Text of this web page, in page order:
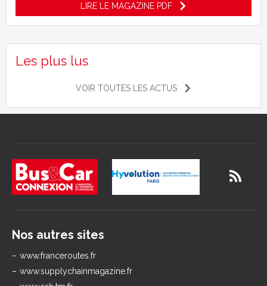
LIRE LE MAGAZINE PDF
Les plus lus
VOIR TOUTES LES ACTUS
Nos autres sites
www.franceroutes.fr
www.supplychainmagazine.fr